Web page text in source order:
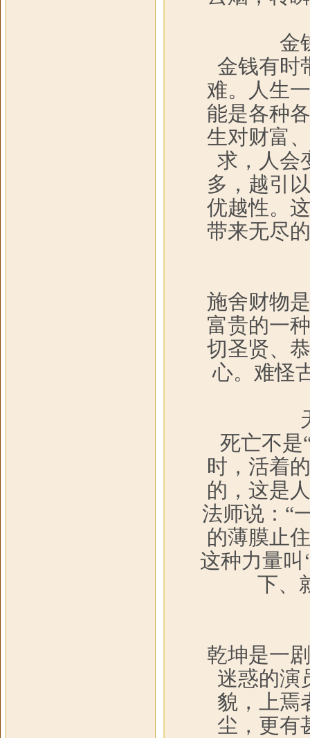
金
金钱有时
难。人生
能是各种
生对财富
求，人会
多，越引
优越性。
带来无尽
施舍财物
富贵的一
切圣贤、
心。难怪
死亡不是
时，活着
的，这是
法师说：“
的薄膜止
这种力量叫
下、
乾坤是一
迷惑的演
貌，上焉
尘，更有